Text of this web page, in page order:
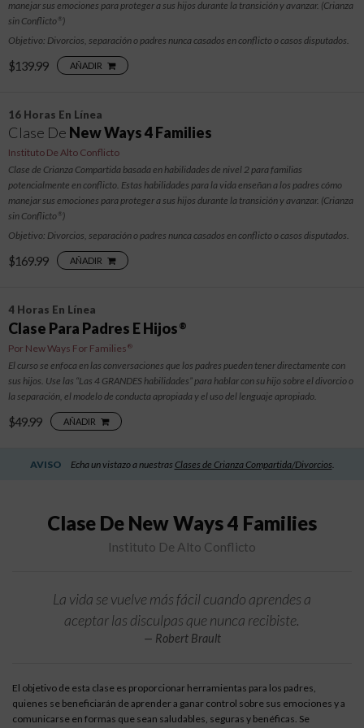
manejar sus emociones para proteger a sus hijos durante la transición y avanzar. (Crianza
sin Conflicto ® )
Objetivo: Divorcios, separación o padres nunca casados en conflicto o casos disputados.
$139.99 AÑADIR
16 Horas En Línea
Clase De New Ways 4 Families
Instituto De Alto Conflicto
Clase de Crianza Compartida basada en habilidades de nivel 2 para familias
potencialmente en conflicto. Estas habilidades para la vida enseñan a los padres cómo
manejar sus emociones para proteger a sus hijos durante la transición y avanzar. (Crianza
sin Conflicto ® )
Objetivo: Divorcios, separación o padres nunca casados en conflicto o casos disputados.
$169.99 AÑADIR
4 Horas En Línea
Clase Para Padres E Hijos ®
Por New Ways For Families ®
El curso se enfoca en las conversaciones que los padres pueden tener directamente con
sus hijos. Use las “Las 4 GRANDES habilidades” para hablar con su hijo sobre el divorcio o
la separación, el modelo de conducta apropiada y el uso del lenguaje apropiado.
$49.99 AÑADIR
AVISO Echa un vistazo a nuestras Clases de Crianza Compartida/Divorcios
Clase De New Ways 4 Families
Instituto De Alto Conflicto
La vida se vuelve más fácil cuando aprendes a
aceptar las disculpas que nunca recibiste.
Robert Brault
El objetivo de esta clase es proporcionar herramientas para los padres,
quienes se beneficiarán de aprender a ganar control sobre sus emociones y a
comunicarse en formas que sean saludables, seguras y benéficas. Se